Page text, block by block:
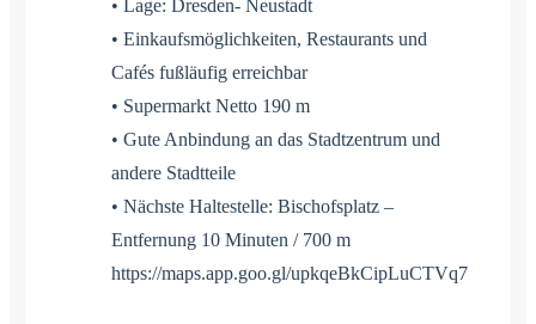
• Lage: Dresden- Neustadt
• Einkaufsmöglichkeiten, Restaurants und
Cafés fußläufig erreichbar
• Supermarkt Netto 190 m
• Gute Anbindung an das Stadtzentrum und
andere Stadtteile
• Nächste Haltestelle: Bischofsplatz –
Entfernung 10 Minuten / 700 m
https://maps.app.goo.gl/upkqeBkCipLuCTVq7